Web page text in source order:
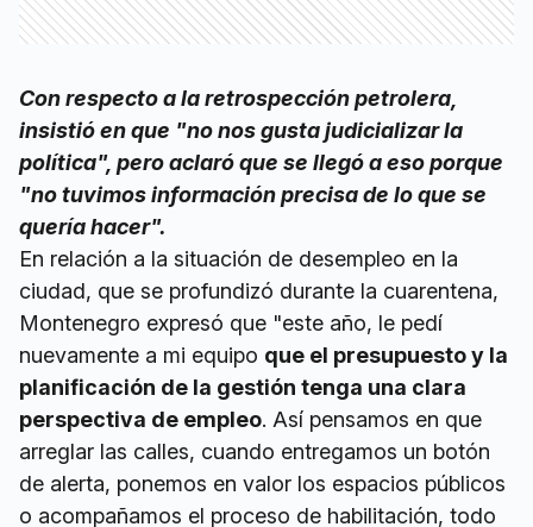
Con respecto a la retrospección petrolera,
insistió en que "no nos gusta judicializar la
política", pero aclaró que se llegó a eso porque
"no tuvimos información precisa de lo que se
quería hacer".
En relación a la situación de desempleo en la
ciudad, que se profundizó durante la cuarentena,
Montenegro expresó que "este año, le pedí
nuevamente a mi equipo que el presupuesto y la
planificación de la gestión tenga una clara
perspectiva de empleo. Así pensamos en que
arreglar las calles, cuando entregamos un botón
de alerta, ponemos en valor los espacios públicos
o acompañamos el proceso de habilitación, todo